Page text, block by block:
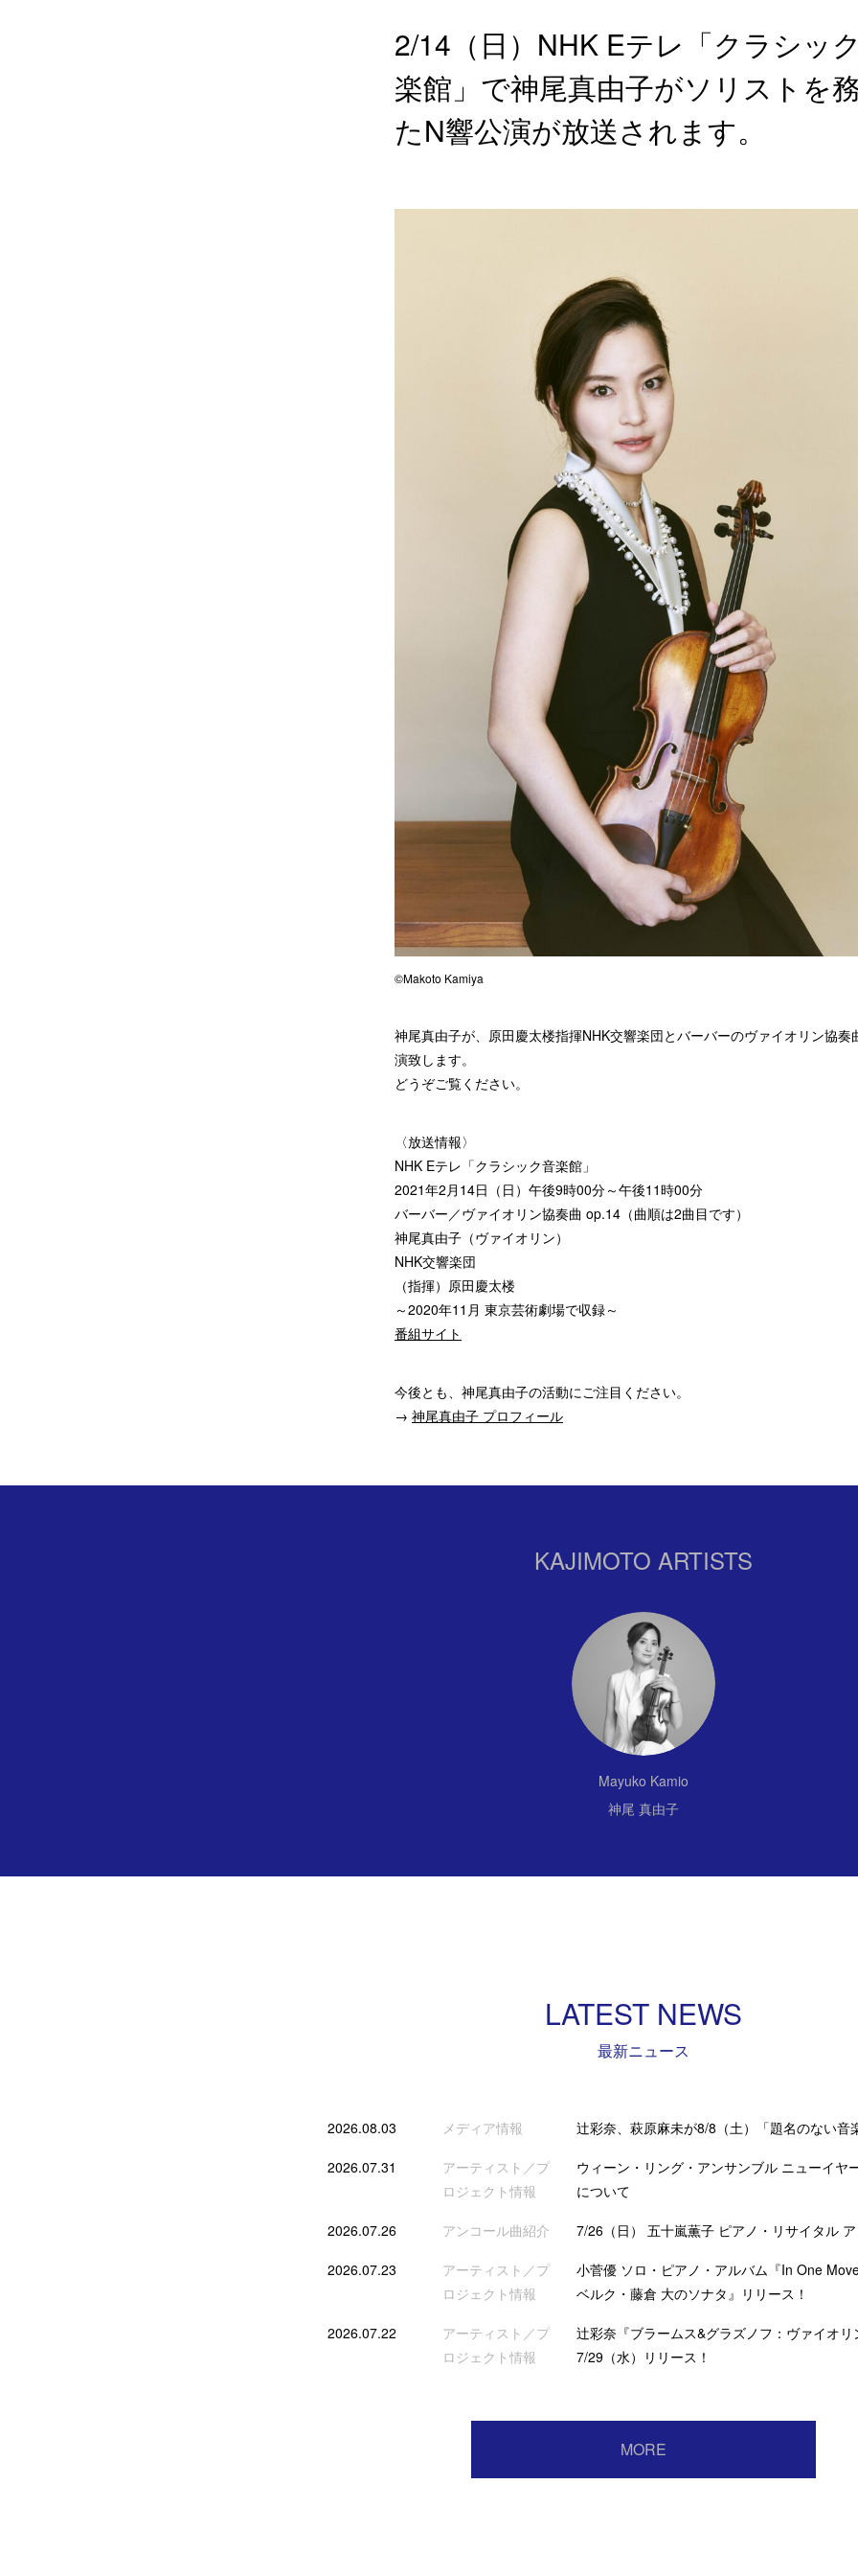
2/14（日）NHK Eテレ「クラシッ
楽館」で神尾真由子がソリストを
たN響公演が放送されます。
©Makoto Kamiya
神尾真由子が、原田慶太楼指揮NHK交響楽団とバーバーのヴァイオリン協奏
演致します。
どうぞご覧ください。
〈放送情報〉
NHK Eテレ「クラシック音楽館」
2021年2月14日（日）午後9時00分～午後11時00分
バーバー／ヴァイオリン協奏曲 op.14（曲順は2曲目です）
神尾真由子（ヴァイオリン）
NHK交響楽団
（指揮）原田慶太楼
～2020年11月 東京芸術劇場で収録～
番組サイト
今後とも、神尾真由子の活動にご注目ください。
→ 神尾真由子 プロフィール
KAJIMOTO ARTISTS
Mayuko Kamio
神尾 真由子
LATEST NEWS
最新ニュース
2026.08.03 メディア情報 辻彩奈、萩原麻未が8/8（土）「題名のない音
2026.07.31
アーティスト／プ
ロジェクト情報
ウィーン・リング・アンサンブル ニューイヤ
について
2026.07.26 アンコール曲紹介 7/26（日） 五十嵐薫子 ピアノ・リサイタル
2026.07.23
アーティスト／プ
ロジェクト情報
小菅優 ソロ・ピアノ・アルバム『In One
ベルク・藤倉 大のソナタ』リリース！
2026.07.22
アーティスト／プ
ロジェクト情報
辻彩奈『ブラームス&グラズノフ：ヴァイオ
7/29（水）リリース！
MORE